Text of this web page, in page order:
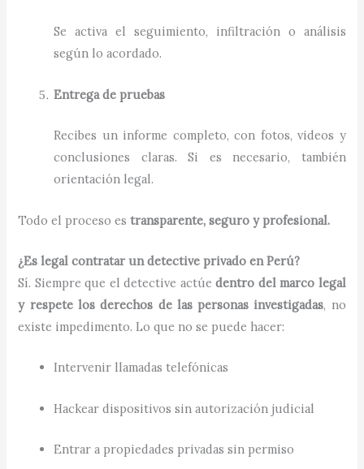
Se activa el seguimiento, infiltración o análisis
según lo acordado.
Entrega de pruebas
Recibes un informe completo, con fotos, videos y
conclusiones claras. Si es necesario, también
orientación legal.
Todo el proceso estransparente, seguro y profesional.
¿Es legal contratar un detective privado en Perú?
Sí. Siempre que el detective actúedentro del marco legal
y respete los derechos de las personas investigadas, no
existe impedimento. Lo que no se puede hacer:
Intervenir llamadas telefónicas
Hackear dispositivos sin autorización judicial
Entrar a propiedades privadas sin permiso